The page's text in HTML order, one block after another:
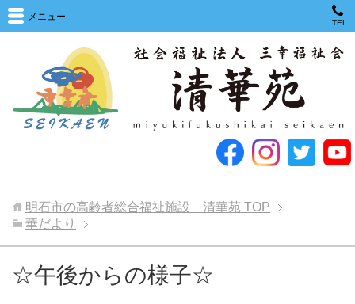
メニュー
TEL
明石市の高齢者総合福祉施設 清華苑 TOP
華だより
☆午後からの様子☆